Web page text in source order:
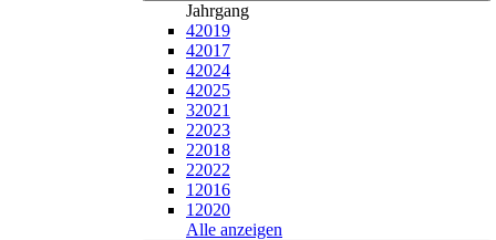
Jahrgang
42019
42017
42024
42025
32021
22023
22018
22022
1 2016
1 2020
Alle anzeigen